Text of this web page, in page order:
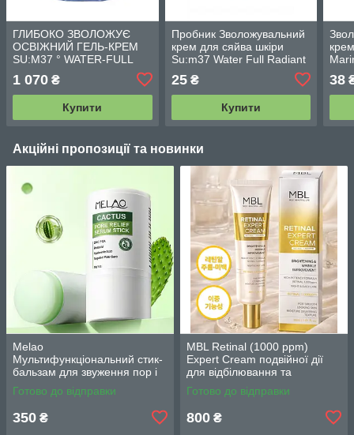
ГЛИБОКО ЗВОЛОЖУЄ
ОСВІЖНИЙ ГЕЛЬ-КРЕМ
SU:M37 ° WATER-FULL
CREAM 20 мл
1 070 ₴
Купити
Пробник Зволожувальний
крем для сяйва шкіри
Su:m37 Water Full Radiant
Hydrating Glow Cream 1ml
25₴
Купити
38
Акційні пропозиції та новинки
Melao
Мультифункціональний стик-
бальзам для звуження пор і
контролю себуму 30 г
Готово до відправки
350 ₴
MBL Retinal (1000 ppm)
Expert Cream подвійної дії
для відбілювання та
зменшення зморшок з
ретиналем 30 г
Готово до відправки
800 ₴